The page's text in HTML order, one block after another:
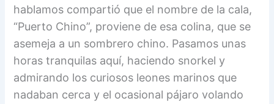
hablamos compartió que el nombre de la cala,
“Puerto Chino”, proviene de esa colina, que se
asemeja a un sombrero chino. Pasamos unas
horas tranquilas aquí, haciendo snorkel y
admirando los curiosos leones marinos que
nadaban cerca y el ocasional pájaro volando